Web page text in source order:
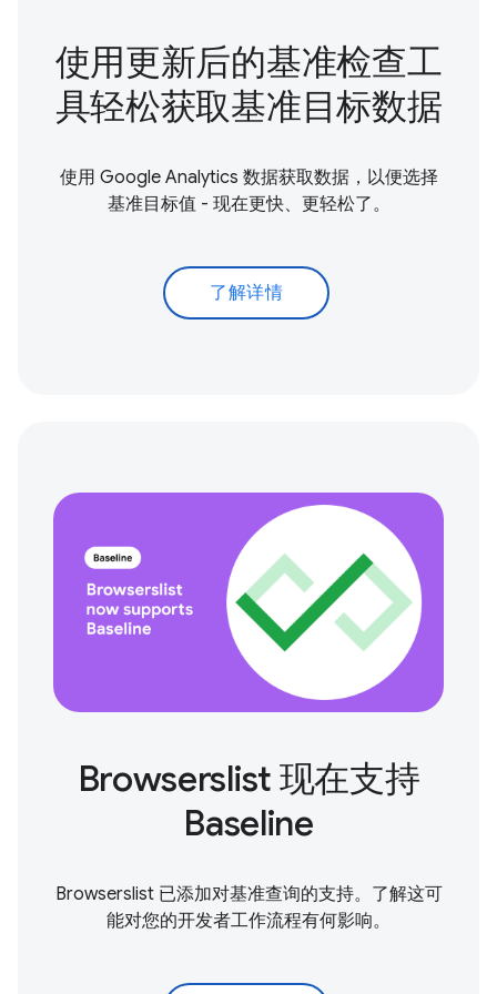
使用更新后的基准检查工
具轻松获取基准目标数据
使用 Google Analytics 数据获取数据，以便选择
基准目标值 - 现在更快、更轻松了。
了解详情
Browserslist 现在支持
Baseline
Browserslist 已添加对基准查询的支持。了解这可
能对您的开发者工作流程有何影响。